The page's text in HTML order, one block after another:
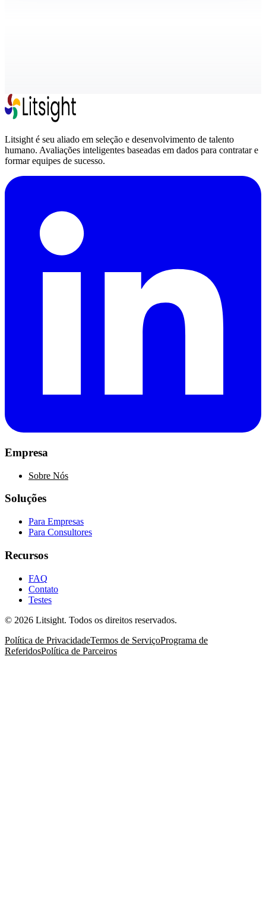
Litsight é seu aliado em seleção e desenvolvimento de talento
humano. Avaliações inteligentes baseadas em dados para contratar e
formar equipes de sucesso.
Empresa
Sobre Nós
Soluções
Para Empresas
Para Consultores
Recursos
FAQ
Contato
Testes
© 2026 Litsight. Todos os direitos reservados.
Política de PrivacidadeTermos de ServiçoPrograma de
ReferidosPolítica de Parceiros